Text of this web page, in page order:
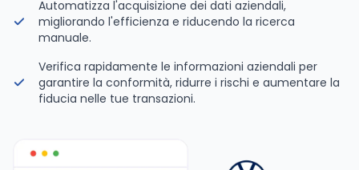
Automatizza l'acquisizione dei dati aziendali,
migliorando l'efficienza e riducendo la ricerca
manuale.
Verifica rapidamente le informazioni aziendali per
garantire la conformità, ridurre i rischi e aumentare la
fiducia nelle tue transazioni.